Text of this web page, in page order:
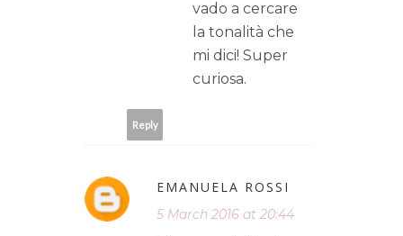
vado a cercare
la tonalità che
mi dici! Super
curiosa.
Reply
EMANUELA ROSSI
5 March 2016 at 20:44